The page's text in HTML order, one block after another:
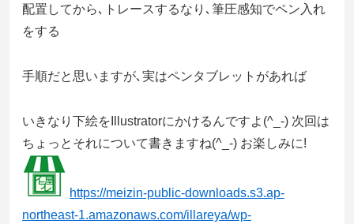
配置してから､トレースするなり､筆圧感知でペン入れ
をする
手順だと思いますが､実はペンタブレットがあれば
いきなり下絵をIllustratorにかけるんですよ(^_-) 次回は
ちょっとそれについて書きますね(^_-) お楽しみに!
https://meizin-public-downloads.s3.ap-
northeast-1.amazonaws.com/illareya/wp-